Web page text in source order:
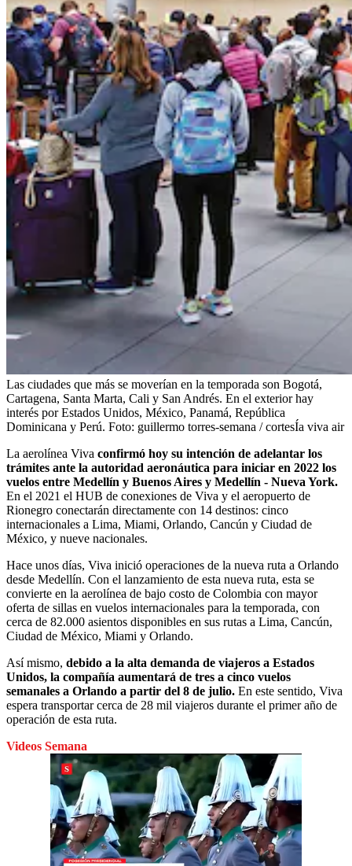
Las ciudades que más se moverían en la temporada son Bogotá,
Cartagena, Santa Marta, Cali y San Andrés. En el exterior hay
interés por Estados Unidos, México, Panamá, República
Dominicana y Perú. Foto: guillermo torres-semana / cortesÍa viva air
La aerolínea Viva confirmó hoy su intención de adelantar los
trámites ante la autoridad aeronáutica para iniciar en 2022 los
vuelos entre Medellín y Buenos Aires y Medellín - Nueva York.
En el 2021 el HUB de conexiones de Viva y el aeropuerto de
Rionegro conectarán directamente con 14 destinos: cinco
internacionales a Lima, Miami, Orlando, Cancún y Ciudad de
México, y nueve nacionales.
Hace unos días, Viva inició operaciones de la nueva ruta a Orlando
desde Medellín. Con el lanzamiento de esta nueva ruta, esta se
convierte en la aerolínea de bajo costo de Colombia con mayor
oferta de sillas en vuelos internacionales para la temporada, con
cerca de 82.000 asientos disponibles en sus rutas a Lima, Cancún,
Ciudad de México, Miami y Orlando.
Así mismo, debido a la alta demanda de viajeros a Estados
Unidos, la compañía aumentará de tres a cinco vuelos
semanales a Orlando a partir del 8 de julio. En este sentido, Viva
espera transportar cerca de 28 mil viajeros durante el primer año de
operación de esta ruta.
Videos Semana